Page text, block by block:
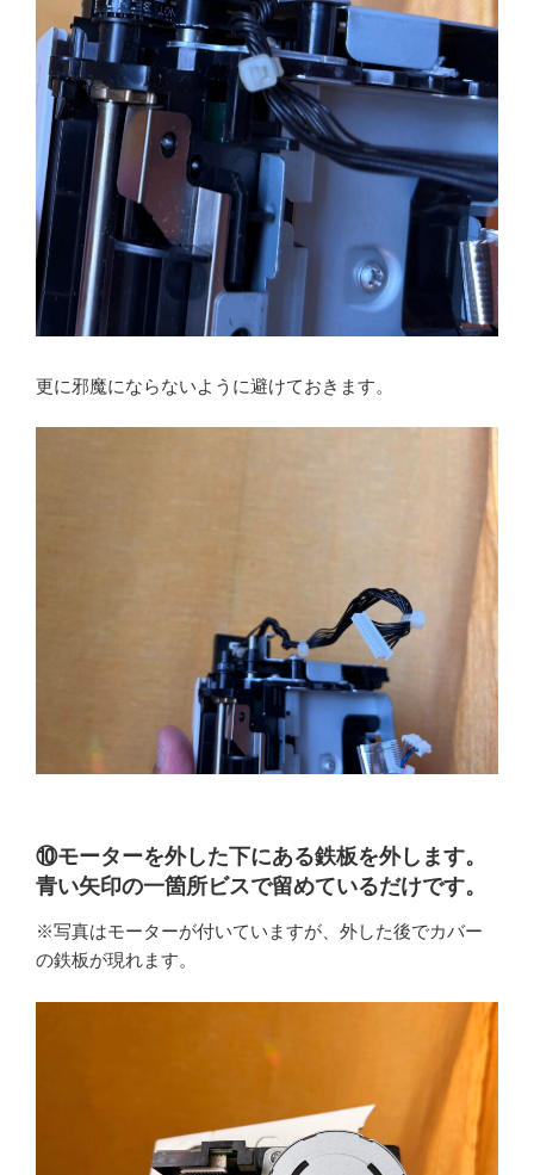
更に邪魔にならないように避けておきます。
⑩モーターを外した下にある鉄板を外します。
青い矢印の一箇所ビスで留めているだけです。
※写真はモーターが付いていますが、外した後でカバー
の鉄板が現れます。